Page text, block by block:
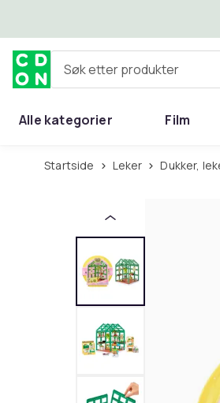
Søk etter produkter
Alle kategorier Film
Startside Leker Dukker,